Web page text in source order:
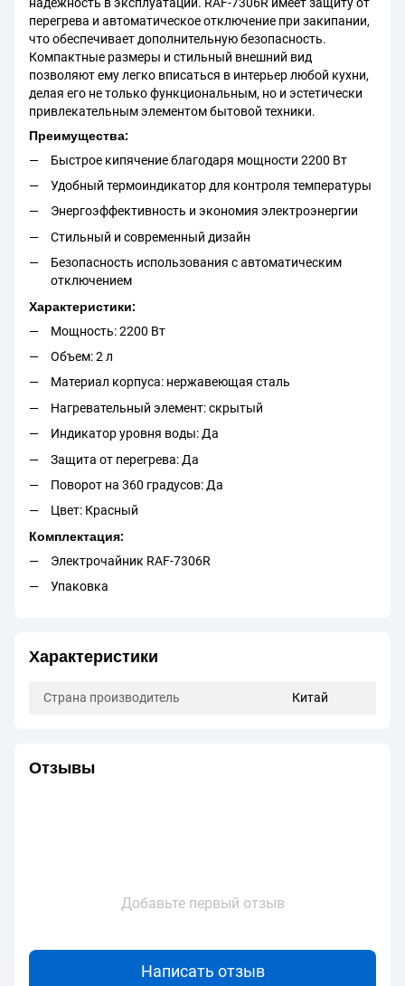
перегрева и автоматическое отключение при закипании,
что обеспечивает дополнительную безопасность.
Компактные размеры и стильный внешний вид
позволяют ему легко вписаться в интерьер любой кухни,
делая его не только функциональным, но и эстетически
привлекательным элементом бытовой техники.
Преимущества:
Быстрое кипячение благодаря мощности 2200 Вт
Удобный термоиндикатор для контроля температуры
Энергоэффективность и экономия электроэнергии
Стильный и современный дизайн
Безопасность использования с автоматическим
отключением
Характеристики:
Мощность: 2200 Вт
Объем: 2 л
Материал корпуса: нержавеющая сталь
Нагревательный элемент: скрытый
Индикатор уровня воды: Да
Защита от перегрева: Да
Поворот на 360 градусов: Да
Цвет: Красный
Комплектация:
Электрочайник RAF-7306R
Упаковка
Характеристики
Страна производитель Китай
Отзывы
Добавьте первый отзыв
Написать отзыв